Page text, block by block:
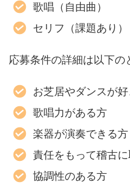
歌唱（自由曲）
セリフ（課題あり）
応募条件の詳細は以下の
お芝居やダンスが
歌唱力がある方
楽器が演奏できる方
責任をもって稽古
協調性のある方